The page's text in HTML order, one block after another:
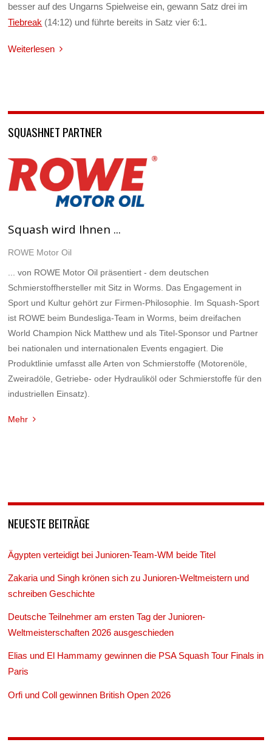
besser auf des Ungarns Spielweise ein, gewann Satz drei im
Tiebreak (14:12) und führte bereits in Satz vier 6:1.
Weiterlesen
SQUASHNET PARTNER
Squash wird Ihnen ...
ROWE Motor Oil
... von ROWE Motor Oil präsentiert - dem deutschen
Schmierstoffhersteller mit Sitz in Worms. Das Engagement in
Sport und Kultur gehört zur Firmen-Philosophie. Im Squash-Sport
ist ROWE beim Bundesliga-Team in Worms, beim dreifachen
World Champion Nick Matthew und als Titel-Sponsor und Partner
bei nationalen und internationalen Events engagiert. Die
Produktlinie umfasst alle Arten von Schmierstoffe (Motorenöle,
Zweiradöle, Getriebe- oder Hydrauliköl oder Schmierstoffe für den
industriellen Einsatz).
Mehr
NEUESTE BEITRÄGE
Ägypten verteidigt bei Junioren-Team-WM beide Titel
Zakaria und Singh krönen sich zu Junioren-Weltmeistern und
schreiben Geschichte
Deutsche Teilnehmer am ersten Tag der Junioren-
Weltmeisterschaften 2026 ausgeschieden
Elias und El Hammamy gewinnen die PSA Squash Tour Finals in
Paris
Orfi und Coll gewinnen British Open 2026